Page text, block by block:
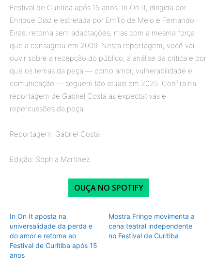
Festival de Curitiba após 15 anos. In On It, dirigida por
Enrique Diaz e estrelada por Emílio de Melo e Fernando
Eiras, retorna sem adaptações, mas com a mesma força
que a consagrou em 2009. Nesta reportagem, você vai
ouvir sobre a recepção do público, a análise da crítica e por
que os temas da peça — como amor, vulnerabilidade e
comunicação — seguem tão atuais em 2025. Confira na
reportagem de Gabriel Costa as expectativas e
repercussões da peça.
Reportagem: Gabriel Costa
Edição: Sophia Martinez
OUÇA NO SPOTIFY
In On It aposta na
universalidade da perda e
do amor e retorna ao
Festival de Curitiba após 15
anos
Mostra Fringe movimenta a
cena teatral independente
no Festival de Curitiba